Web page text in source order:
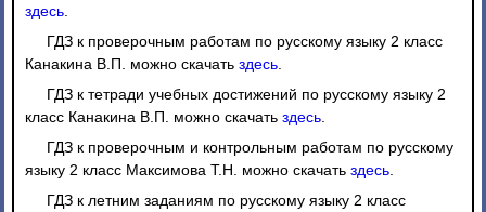
здесь
ГДЗ к проверочным работам по русскому языку 2 класс
Канакина В.П. можно скачать здесь
ГДЗ к тетради учебных достижений по русскому языку 2
класс Канакина В.П. можно скачать здесь
ГДЗ к проверочным и контрольным работам по русскому
языку 2 класс Максимова Т.Н. можно скачать здесь
ГДЗ к летним заданиям по русскому языку 2 класс